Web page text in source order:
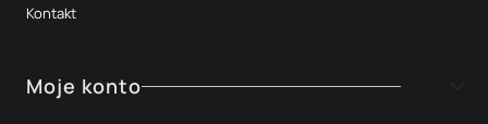
Kontakt
Moje konto